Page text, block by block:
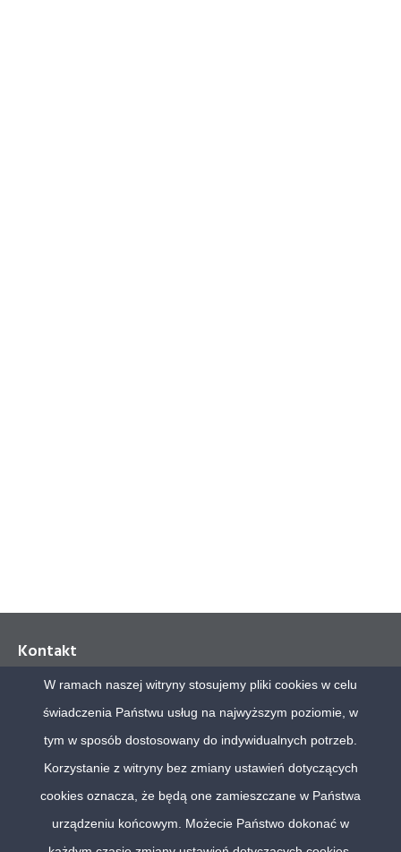
Kontakt
Polskie Badania Internetu Sp. z o.o.
Al. Jerozolimskie 65/79, biuro 11.31
00-697 Warszawa
tel. (48) 22 630 72 68
biuro@pbi.org.pl
W ramach naszej witryny stosujemy pliki cookies w celu
świadczenia Państwu usług na najwyższym poziomie, w
tym w sposób dostosowany do indywidualnych potrzeb.
Korzystanie z witryny bez zmiany ustawień dotyczących
cookies oznacza, że będą one zamieszczane w Państwa
urządzeniu końcowym. Możecie Państwo dokonać w